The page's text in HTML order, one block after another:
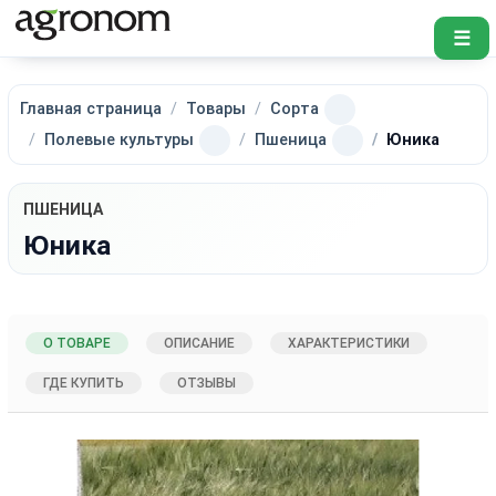
☰
Главная страница Товары
Сорта
Полевые культуры
Пшеница Юника
ПШЕНИЦА
Юника
О ТОВАРЕ ОПИСАНИЕ ХАРАКТЕРИСТИКИ
ГДЕ КУПИТЬ ОТЗЫВЫ